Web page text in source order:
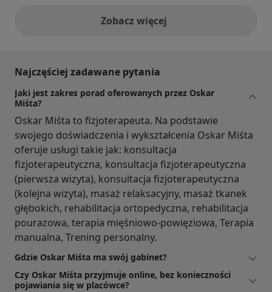
Zobacz więcejopinie powyżej
Najczęściej zadawane pytania
Jaki jest zakres porad oferowanych przez Oskar
Miśta?
Oskar Miśta to fizjoterapeuta. Na podstawie
swojego doświadczenia i wykształcenia Oskar Miśta
oferuje usługi takie jak: konsultacja
fizjoterapeutyczna, konsultacja fizjoterapeutyczna
(pierwsza wizyta), konsultacja fizjoterapeutyczna
(kolejna wizyta), masaż relaksacyjny, masaż tkanek
głębokich, rehabilitacja ortopedyczna, rehabilitacja
pourazowa, terapia mięśniowo-powięziowa, Terapia
manualna, Trening personalny.
Gdzie Oskar Miśta ma swój gabinet?
Czy Oskar Miśta przyjmuje online, bez konieczności
pojawiania się w placówce?